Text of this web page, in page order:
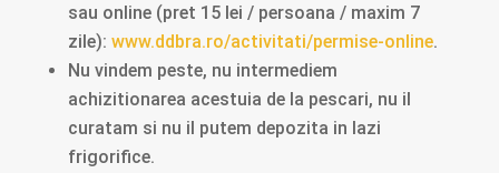
sau online (pret 15 lei / persoana / maxim 7
zile): www.ddbra.ro/activitati/permise-online.
Nu vindem peste, nu intermediem
achizitionarea acestuia de la pescari, nu il
curatam si nu il putem depozita in lazi
frigorifice.